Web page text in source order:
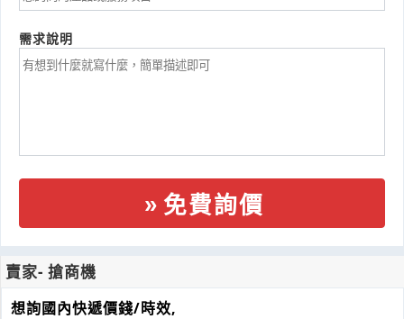
需求說明
免費詢價
賣家- 搶商機
想詢國內快遞價錢/時效,